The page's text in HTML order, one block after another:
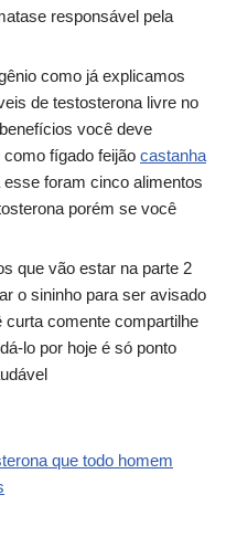
responsável pela
como já explicamos
de testosterona livre no
você deve
fígado feijão castanha
foram cinco alimentos
porém se você
que vão estar na parte 2
o sininho para ser avisado
comente compartilhe
lo por hoje é só ponto
que todo homem